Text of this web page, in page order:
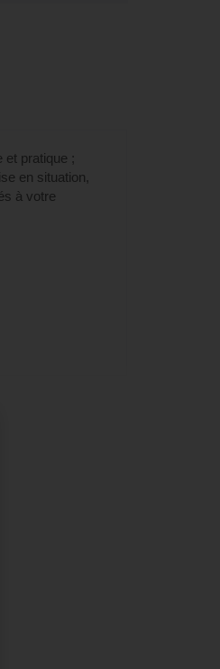
et pratique ;
en situation,
à votre